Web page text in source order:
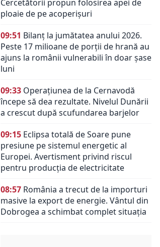
Cercetătorii propun folosirea apei de
ploaie de pe acoperișuri
09:51 Bilanț la jumătatea anului 2026.
Peste 17 milioane de porții de hrană au
ajuns la românii vulnerabili în doar șase
luni
09:33 Operațiunea de la Cernavodă
începe să dea rezultate. Nivelul Dunării
a crescut după scufundarea barjelor
09:15 Eclipsa totală de Soare pune
presiune pe sistemul energetic al
Europei. Avertisment privind riscul
pentru producția de electricitate
08:57 România a trecut de la importuri
masive la export de energie. Vântul din
Dobrogea a schimbat complet situația